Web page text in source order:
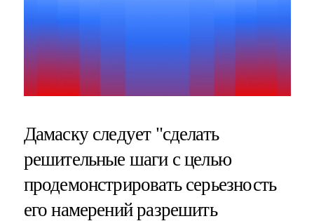
Дамаску следует "сделать
решительные шаги с целью
продемонстрировать серьезность
его намерений разрешить